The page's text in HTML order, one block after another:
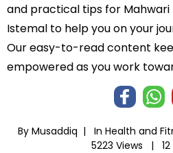
and practical tips for Mahwari
Istemal to help you on your
Our easy-to-read content
empowered as you work
By Musaddiq | In Health and
5223 Views |